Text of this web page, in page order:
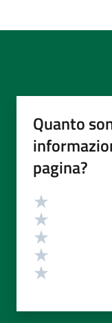
Quanto
pagina?
Valutazione